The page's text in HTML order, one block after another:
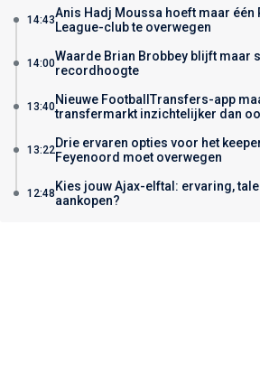
14:43Anis Hadj Moussa hoeft maar één
League-club te overwegen
14:00Waarde Brian Brobbey blijft maar
recordhoogte
13:40Nieuwe FootballTransfers-app
transfermarkt inzichtelijker dan
13:22Drie ervaren opties voor het
Feyenoord moet overwegen
12:48 Kies jouw Ajax-elftal: ervaring,
aankopen?